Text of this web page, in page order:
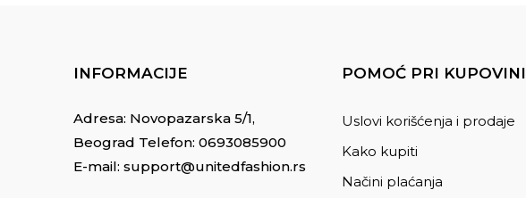
INFORMACIJE
Adresa: Novopazarska 5/1,
Beograd Telefon: 0693085900
E-mail: support@unitedfashion.rs
POMOĆ PRI KUPOVINI
Uslovi korišćenja i prodaje
Kako kupiti
Načini plaćanja